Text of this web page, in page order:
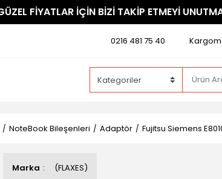
FİYATLAR İÇİN BİZİ TAKİP ETMEYİ
0216 481 75 40
NoteBook Bileşenleri Adaptör Fujitsu Siemens
Marka (FLAXES)